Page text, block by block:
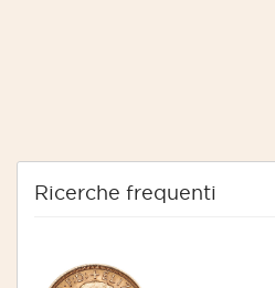
Ricerche frequenti